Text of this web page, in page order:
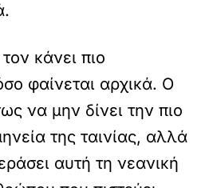
κάνει πιο
φαίνεται αρχικά. Ο
να μην δίνει την πιο
της ταινίας, αλλά
αυτή τη νεανική